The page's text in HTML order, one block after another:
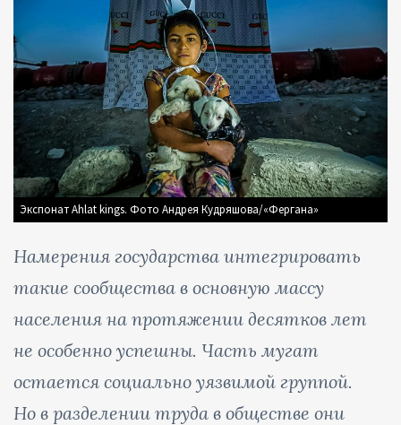
Экспонат Ahlat kings. Фото Андрея Кудряшова/«Фергана»
Намерения государства интегрировать
такие сообщества в основную массу
населения на протяжении десятков лет
не особенно успешны. Часть мугат
остается социально уязвимой группой.
Но в разделении труда в обществе они